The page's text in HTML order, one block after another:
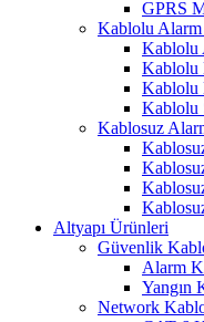
GPRS
Kablolu
Kablolu
Kablolu
Kablolu
Kablolu
Kablosuz
Altyapı Ürünleri
Güvenlik
Alarm
Yangın
Network